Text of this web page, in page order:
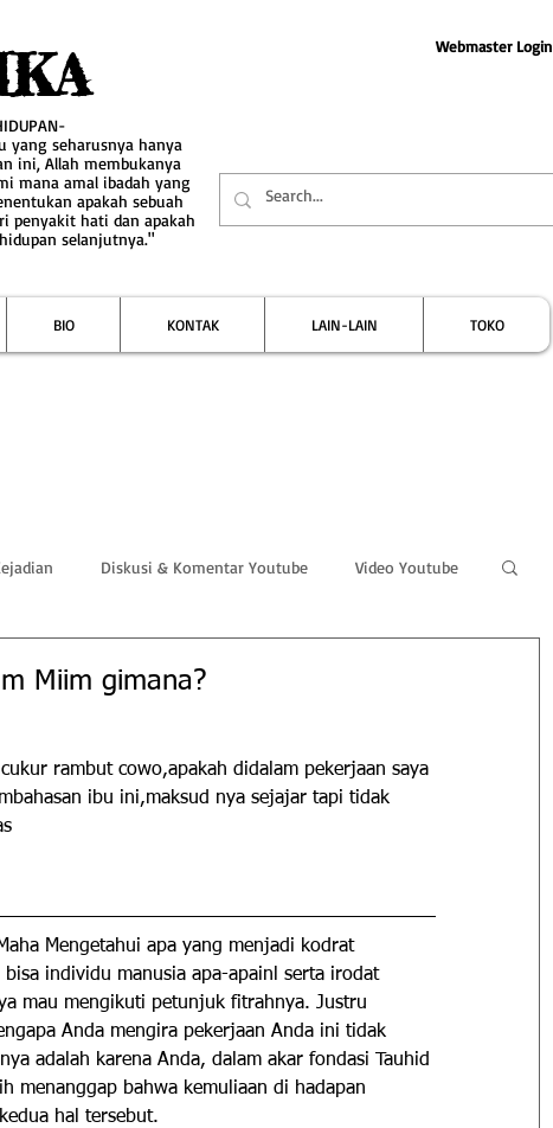
yang seharusnya hanya
ini, Allah membukanya
mana amal ibadah yang
apakah sebuah
penyakit hati dan apakah
selanjutnya."
Webmaster Login
BIO KONTAK LAIN-LAIN TOKO
Diskusi & Komentar Youtube Video Youtube
Miim gimana?
rambut cowo,apakah didalam pekerjaan saya
ibu ini,maksud nya sejajar tapi tidak
Mengetahui apa yang menjadi kodrat
individu manusia apa-apainl serta irodat
mau mengikuti petunjuk fitrahnya. Justru
Anda mengira pekerjaan Anda ini tidak
adalah karena Anda, dalam akar fondasi Tauhid
menanggap bahwa kemuliaan di hadapan
hal tersebut.